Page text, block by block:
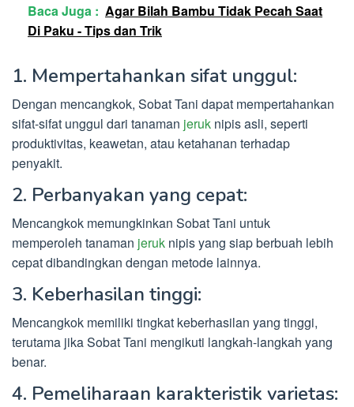
Baca Juga : Agar Bilah Bambu Tidak Pecah Saat
Di Paku - Tips dan Trik
1. Mempertahankan sifat unggul:
Dengan mencangkok, Sobat Tani dapat mempertahankan
sifat-sifat unggul dari tanaman jeruk nipis asli, seperti
produktivitas, keawetan, atau ketahanan terhadap
penyakit.
2. Perbanyakan yang cepat:
Mencangkok memungkinkan Sobat Tani untuk
memperoleh tanaman jeruk nipis yang siap berbuah lebih
cepat dibandingkan dengan metode lainnya.
3. Keberhasilan tinggi:
Mencangkok memiliki tingkat keberhasilan yang tinggi,
terutama jika Sobat Tani mengikuti langkah-langkah yang
benar.
4. Pemeliharaan karakteristik varietas: